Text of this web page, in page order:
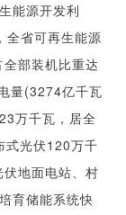
能源开发利
全省可再生能源
部装机比重达
量(3274亿千瓦
万千瓦，居全
式光伏120万千
地面电站、村
育储能系统快